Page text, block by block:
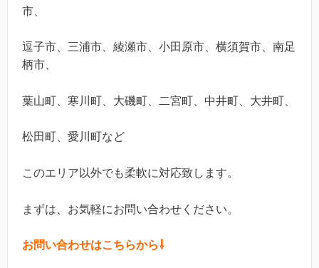
市、
逗子市、三浦市、綾瀬市、小田原市、横須賀市、南足
柄市、
葉山町、寒川町、大磯町、二宮町、中井町、大井町、
松田町、愛川町など
このエリア以外でも柔軟に対応致します。
まずは、お気軽にお問い合わせください。
お問い合わせはこちらから⇩